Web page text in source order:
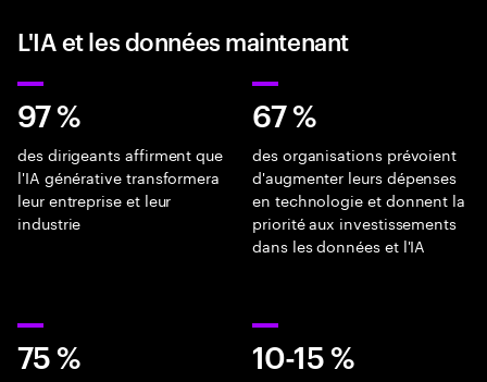
L'IA et les données maintenant
97 %
des dirigeants affirment que
l'IA générative transformera
leur entreprise et leur
industrie
67 %
des organisations prévoient
d'augmenter leurs dépenses
en technologie et donnent la
priorité aux investissements
dans les données et l'IA
75 % 10-15 %